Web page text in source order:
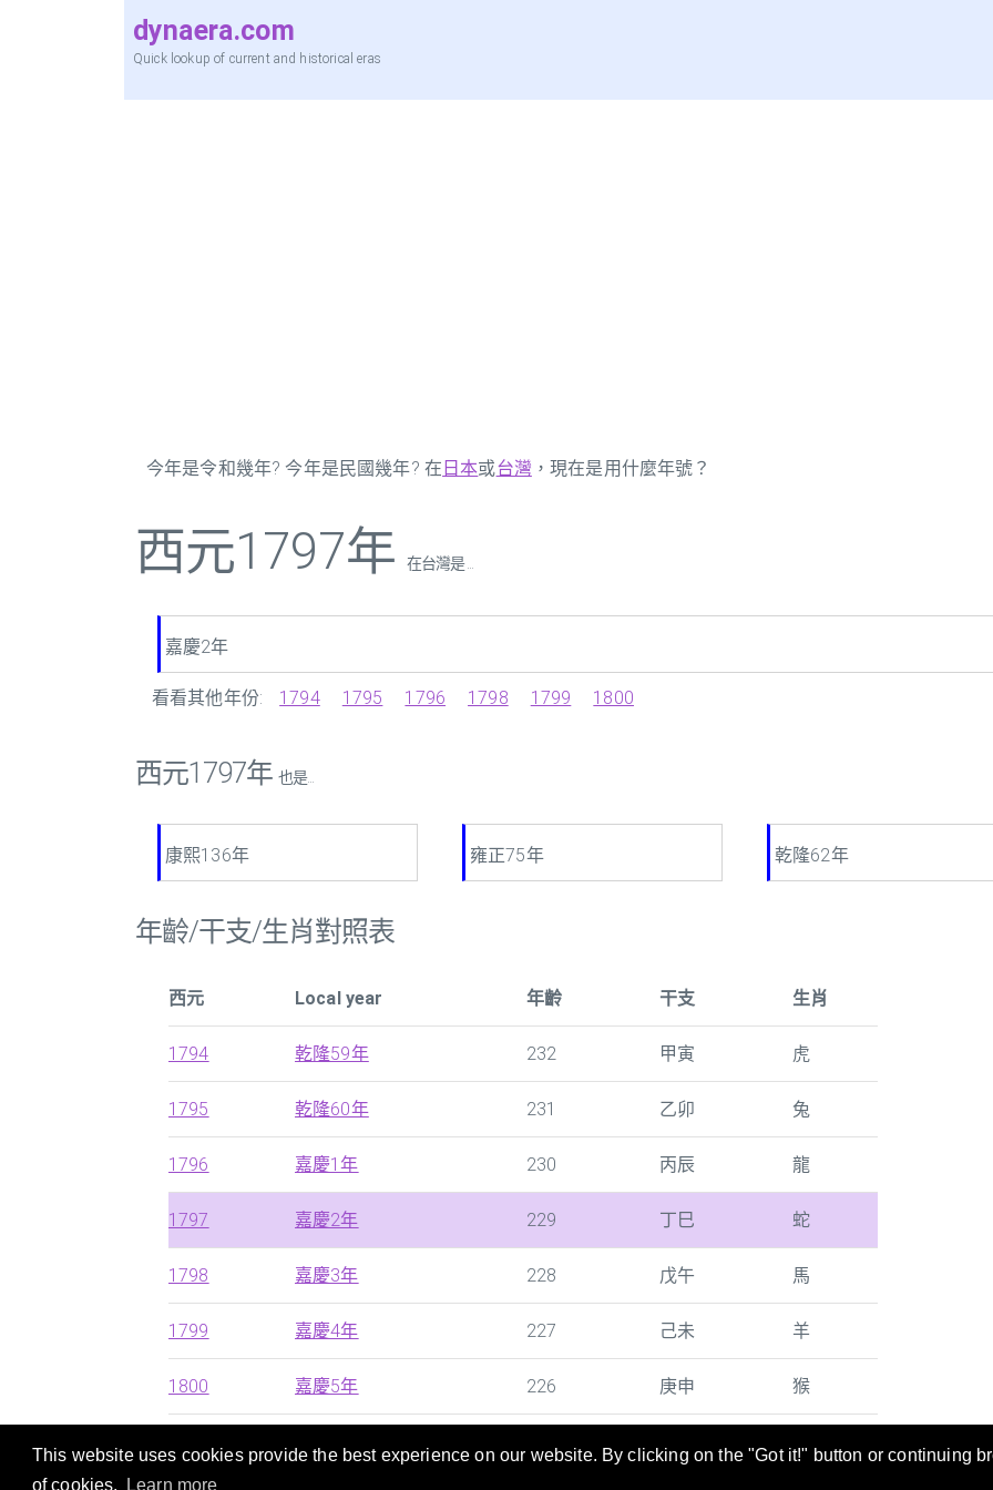
This website uses cookies provide the best experience on our website. By clicking on the "Got it!" button or continuing
of cookies.
Learn more
dynaera.com
Quick lookup of current and historical eras
今年是令和幾年? 今年是民國幾年? 在 日本或台灣 ，現在是用什麼年號？
西元1797年 在台灣是 ...
嘉慶2年
看看其他年份: 1794 1795 1796 1798 1799 1800
西元1797年 也是...
康熙136年 雍正75年 乾隆62年
年齡/干支/生肖對照表
西元 Local year 年齡 干支 生肖
1794 乾隆59年 232 甲寅 虎
1795 乾隆60年 231 乙卯 兔
1796 嘉慶1年 230 丙辰 龍
1797 嘉慶2年 229 丁巳 蛇
1798 嘉慶3年 228 戊午 馬
1799 嘉慶4年 227 己未 羊
1800 嘉慶5年 226 庚申 猴
本站提供西曆，中國朝代及日本年號的快速搜尋及轉換。年齡/干支/生肖對照表也是當您填寫文件時的好幫